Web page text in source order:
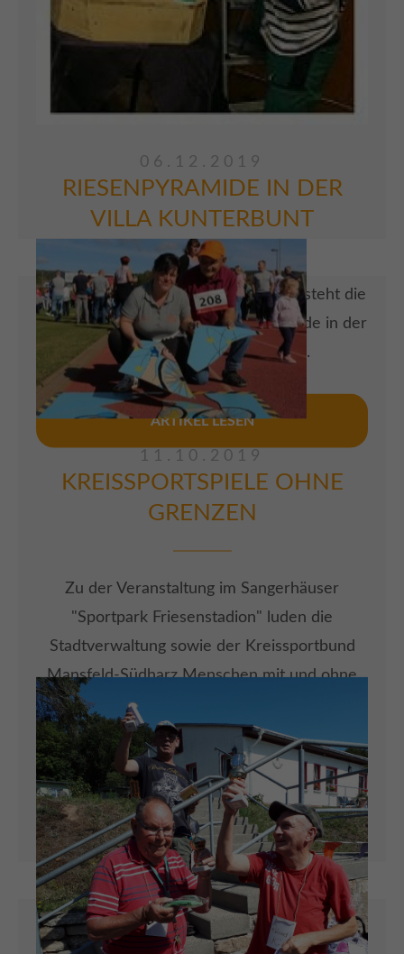
06.12.2019
RIESENPYRAMIDE IN DER
VILLA KUNTERBUNT
Aus knapp einhundert Einzelteilen besteht die
zwei Meter große Weihnachtspyramide in der
Villa Kunterbunt in Obersdorf.
ARTIKEL LESEN
11.10.2019
KREISSPORTSPIELE OHNE
GRENZEN
Zu der Veranstaltung im Sangerhäuser
"Sportpark Friesenstadion" luden die
Stadtverwaltung sowie der Kreissportbund
Mansfeld-Südharz Menschen mit und ohne
Handicap ein. Und wenn es am Ende auch
Medaillen und Urkunden gab, ging es den
Kunterbunten nicht ums Gewinnen, sondern
einfach um die Freude an der Bewegung.
ARTIKEL LESEN